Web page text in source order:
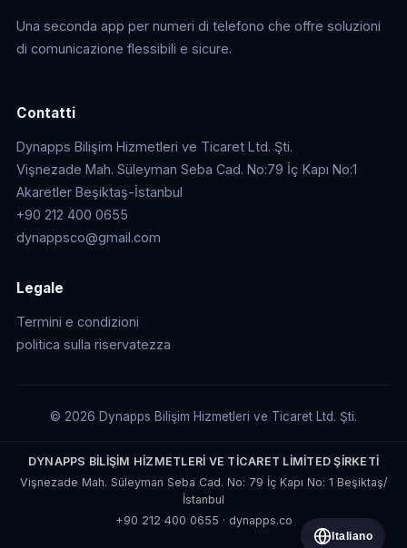
Una seconda app per numeri di telefono che offre soluzioni
di comunicazione flessibili e sicure.
Contatti
Dynapps Bilişim Hizmetleri ve Ticaret Ltd. Şti.
Vişnezade Mah. Süleyman Seba Cad. No:79 İç Kapı No:1
Akaretler Beşiktaş-İstanbul
+90 212 400 0655
dynappsco@gmail.com
Legale
Termini e condizioni
politica sulla riservatezza
© 2026 Dynapps Bilişim Hizmetleri ve Ticaret Ltd. Şti.
DYNAPPS BİLİŞİM HİZMETLERİ VE TİCARET LİMİTED ŞİRKETİ
Vişnezade Mah. Süleyman Seba Cad. No: 79 İç Kapı No: 1 Beşiktaş/
İstanbul
+90 212 400 0655 · dynapps.co
Italiano